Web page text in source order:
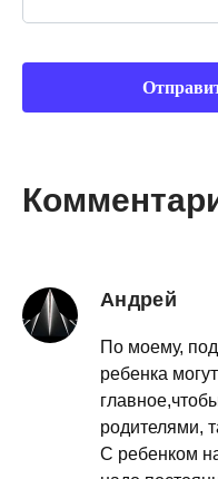
Андрей
По моему,
ребенка
родителями,
С ребенком